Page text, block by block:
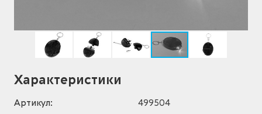
Характеристики
Артикул:
499504